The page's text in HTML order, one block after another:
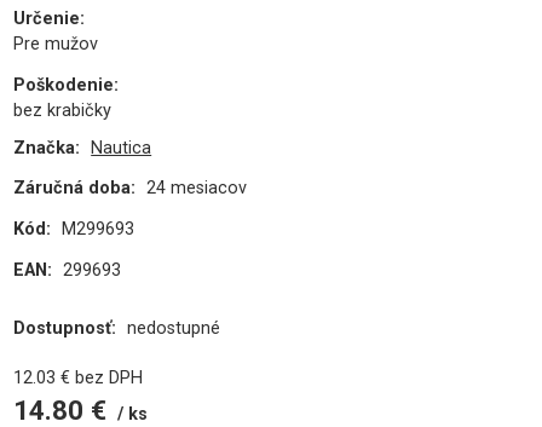
Určenie:
Pre mužov
Poškodenie:
bez krabičky
Značka:
Nautica
Záručná doba: 24 mesiacov
Kód:
M299693
EAN: 299693
Dostupnosť: nedostupné
12.03 € bez DPH
14.80 € ks